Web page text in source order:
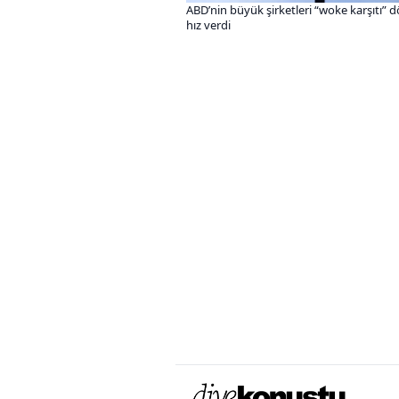
ABD’nin büyük şirketleri “woke karşıtı”
hız verdi